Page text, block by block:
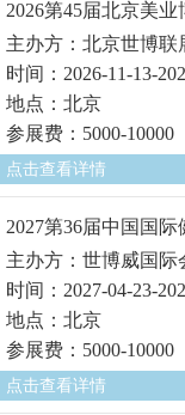
2026第45届北京美业
主办方：北京世博联
时间：2026-11-13-
地点：北京
参展费：5000-10000
点击查看详情
2027第36届中国国
主办方：世博威国际
时间：2027-04-23-
地点：北京
参展费：5000-10000
点击查看详情